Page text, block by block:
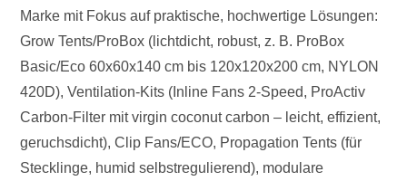
Marke mit Fokus auf praktische, hochwertige Lösungen:
Grow Tents/ProBox (lichtdicht, robust, z. B. ProBox
Basic/Eco 60x60x140 cm bis 120x120x200 cm, NYLON
420D), Ventilation-Kits (Inline Fans 2-Speed, ProActiv
Carbon-Filter mit virgin coconut carbon – leicht, effizient,
geruchsdicht), Clip Fans/ECO, Propagation Tents (für
Stecklinge, humid selbstregulierend), modulare